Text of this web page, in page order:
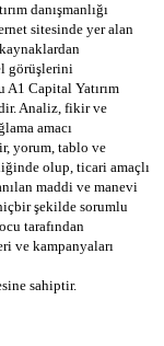
danışmanlığı
sitesinde yer alan
görüşlerini
Capital Yatırım
Analiz, fikir ve
amacı
yorum, tablo ve
olup, ticari amaçlı
maddi ve manevi
şekilde sorumlu
tarafından
ve kampanyaları
sahiptir.